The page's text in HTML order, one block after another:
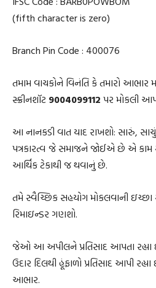
(fifth character is zero)
Branch Pin Code : 400076
તમામ વાચકોને વિનંતિ કે તમારો આભાર
સ્ક્રીનશૉટ 9004099112 પર મોકલી
આ નાનકડી વાત યાદ રાખશો: સારું,
પત્રકારત્વ જે સમાજને જોઈએ છે એ કામ
આર્થિક ટેકાથી જ થવાનું છે.
તમે સ્વૈચ્છિક સહયોગ મોકલવાની ઇચ્છા
રિમાઇન્ડર ગણશો.
જેઓ આ અપીલને પ્રતિસાદ આપતા
ઉદાર દિલથી હૂંફાળો પ્રતિસાદ આપી
આભાર.